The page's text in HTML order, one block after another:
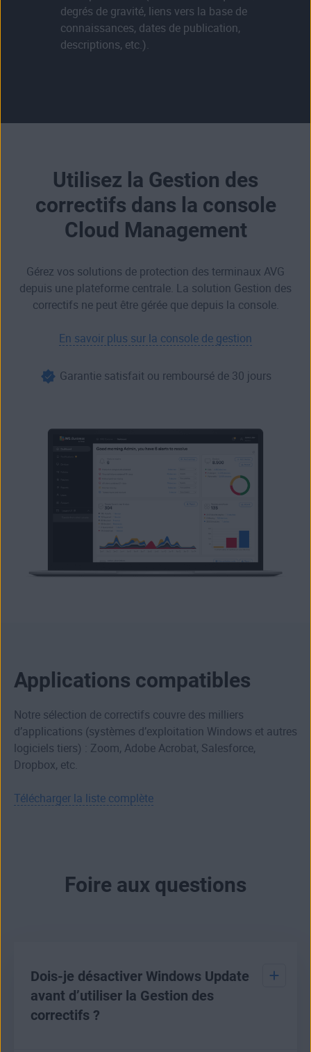
degrés de gravité, liens vers la base de
connaissances, dates de publication,
descriptions, etc.).
Utilisez la Gestion des
correctifs dans la console
Cloud Management
Gérez vos solutions de protection des terminaux AVG
depuis une plateforme centrale. La solution Gestion des
correctifs ne peut être gérée que depuis la console.
En savoir plus sur la console de gestion
Garantie satisfait ou remboursé de 30 jours
Applications compatibles
Notre sélection de correctifs couvre des milliers
d’applications (systèmes d’exploitation Windows et autres
logiciels tiers) : Zoom, Adobe Acrobat, Salesforce,
Dropbox, etc.
Télécharger la liste complète
Foire aux questions
Dois-je désactiver Windows Update
avant d’utiliser la Gestion des
correctifs ?